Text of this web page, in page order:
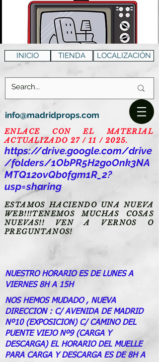
INICIO TIENDA LOCALIZACIÓN
info@madridprops.com
ENLACE CON EL MATERIAL
ACTUALIZADO 27 / 11 / 2025.
https://drive.google.com/drive
/folders/1ObPR5H2goOnk3NA
MTQ12ovQb0fgm1R_2?
usp=sharing
ESTAMOS HACIENDO UNA NUEVA
WEB!!!TENEMOS MUCHAS COSAS
NUEVAS!! VEN A VERNOS O
PREGUNTANOS!
NUESTRO HORARIO ES DE LUNES A
VIERNES 8H A 15H
NOS HEMOS MUDADO , NUEVA
DIRECCION : C/ AVENIDA DE MADRID
Nº10 (EXPOSICION) C/ CAMINO DEL
PUENTE VIEJO Nº9 (CARGA Y
DESCARGA) EL HORARIO DEL MUELLE
PARA CARGA Y DESCARGA ES DE 8H A